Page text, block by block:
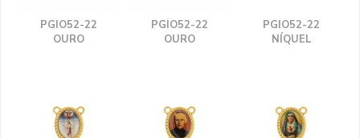
PGIO52-22
OURO
PGIO52-22
OURO
PGIO52-22
NÍQUEL